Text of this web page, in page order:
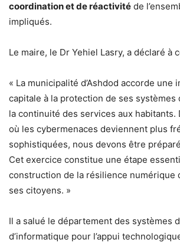
coordination et de réactivité de
impliqués.
Le maire, le Dr Yehiel Lasry, a déclaré à
« La municipalité d’Ashdod accorde une
capitale à la protection de ses systèmes
la continuité des services aux habitants.
où les cybermenaces deviennent plus
sophistiquées, nous devons être
Cet exercice constitue une étape
construction de la résilience numérique
ses citoyens. »
Il a salué le département des systèmes
d’informatique pour l’appui